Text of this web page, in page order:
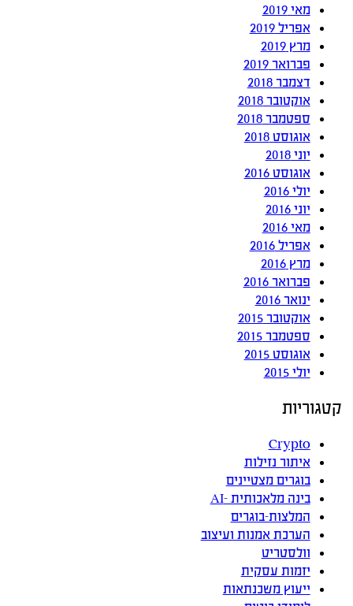
מאי 2019
אפריל 2019
מרץ 2019
פברואר 2019
דצמבר 2018
אוקטובר 2018
ספטמבר 2018
אוגוסט 2018
יוני 2018
אוגוסט 2016
יולי 2016
יוני 2016
מאי 2016
אפריל 2016
מרץ 2016
פברואר 2016
ינואר 2016
אוקטובר 2015
ספטמבר 2015
אוגוסט 2015
יולי 2015
קטגוריות
Crypto
איתור נזילות
בוגרים מצטיינים
בינה מלאכותית -AI
המלצות-בוגרים
הערכת אמנות ועיצוב
וולסטריט
יזמות עסקית
ייעוץ משכנתאות